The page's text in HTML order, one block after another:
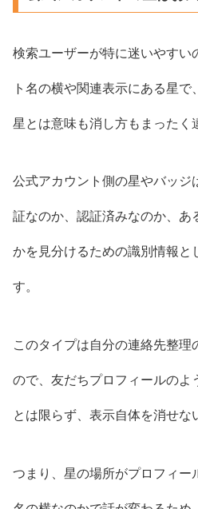
検索ユーザーが特に迷いやすい
ト名の横や関連表示にある星
星とは意味も消し方もまったく
公式アカウント側の星やバッジ
証なのか、認証済みなのか、あ
かを見分けるための識別情報と
す。
このタイプは自分の連絡先整理
ので、友だちプロフィールのよ
とは限らず、表示自体を消せな
つまり、星の場所がプロフィー